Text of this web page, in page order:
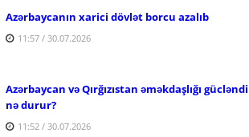
Azərbaycanın xarici dövlət borcu azalıb
11:57 / 30.07.2026
Azərbaycan və Qırğızıstan əməkdaşlığı
nə durur?
11:52 / 30.07.2026